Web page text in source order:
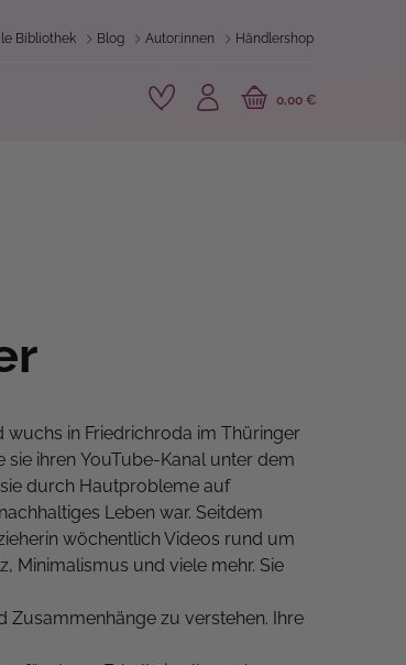
Bibliothek Blog Autor:innen Händlershop
0,00 €
in Friedrichroda im Thüringer
ihren YouTube-Kanal unter dem
sie durch Hautprobleme auf
Leben war. Seitdem
wöchentlich Videos rund um
Minimalismus und viele mehr. Sie
zu verstehen. Ihre